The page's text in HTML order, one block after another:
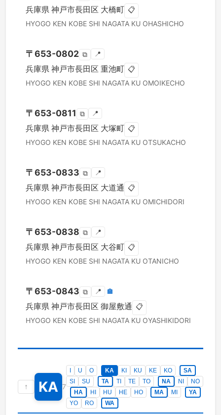
兵庫県 神戸市長田区 大橋町 📋
HYOGO KEN KOBE SHI NAGATA KU OHASHICHO
〒653-0802 ⧉ 📍
兵庫県 神戸市長田区 重池町 📋
HYOGO KEN KOBE SHI NAGATA KU OMOIKECHO
〒653-0811 ⧉ 📍
兵庫県 神戸市長田区 大塚町 📋
HYOGO KEN KOBE SHI NAGATA KU OTSUKACHO
〒653-0833 ⧉ 📍
兵庫県 神戸市長田区 大道通 📋
HYOGO KEN KOBE SHI NAGATA KU OMICHIDORI
〒653-0838 ⧉ 📍
兵庫県 神戸市長田区 大谷町 📋
HYOGO KEN KOBE SHI NAGATA KU OTANICHO
〒653-0843 ⧉ 📍 🏣
兵庫県 神戸市長田区 御屋敷通 📋
HYOGO KEN KOBE SHI NAGATA KU OYASHIKIDORI
↑ KA 7
U O KA KI KU KE KO
SA
SI
SU TA TI TE TO NA NI
NO
HA
HI HU HE HO MA MI
YA
YO
RO WA